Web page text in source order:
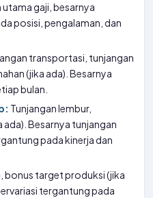
gaji, besarnya
posisi, pengalaman, dan
transportasi, tunjangan
(jika ada). Besarnya
bulan.
Tunjangan lembur,
Besarnya tunjangan
pada kinerja dan
bonus target produksi (jika
tergantung pada